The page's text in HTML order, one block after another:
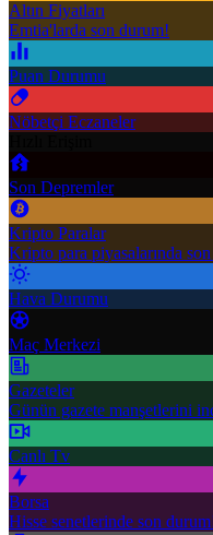
Altın Fiyatları
Emtia'larda son durum!
Puan Durumu
Nöbetçi Eczaneler
Son Depremler
Kripto Paralar
Kripto para piyasalarında
Hava Durumu
Maç Merkezi
Gazeteler
Günün gazete manşetlerini
Canlı Tv
Borsa
Hisse senetlerinde son